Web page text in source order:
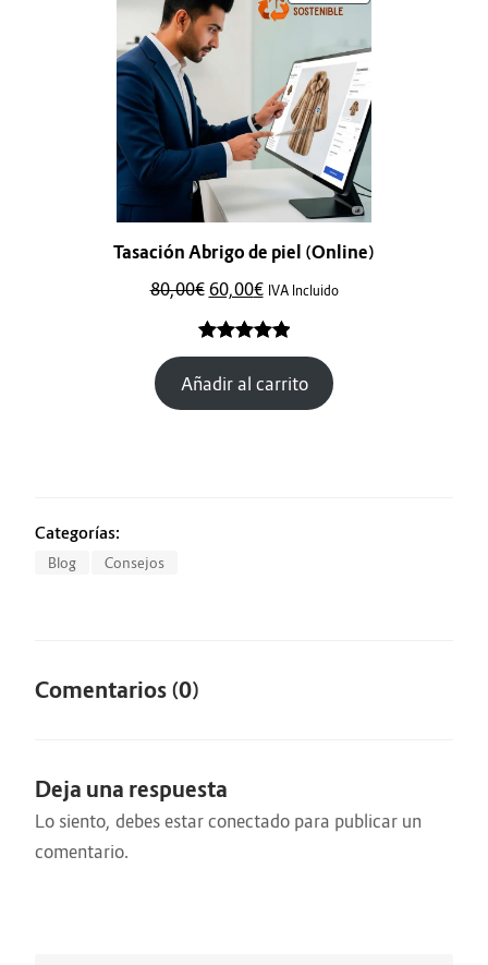
cliente
Tasación Abrigo de piel (Online)
80,00€ 60,00€ IVA Incluido
Valorado
con5.00de
5 en base
2
Añadir al carrito
Categorías:
Blog Consejos
Comentarios (0)
Deja una respuesta
Lo siento, debes estar conectado para publicar un
comentario.